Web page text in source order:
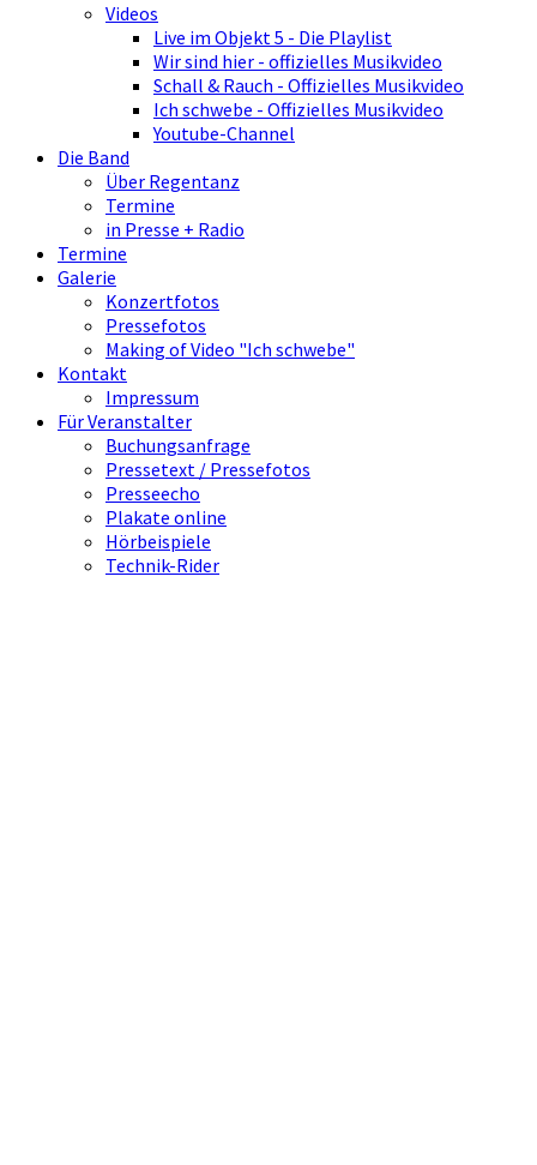
Videos
Live im Objekt 5 - Die Playlist
Wir sind hier - offizielles Musikvideo
Schall & Rauch - Offizielles Musikvideo
Ich schwebe - Offizielles Musikvideo
Youtube-Channel
Die Band
Über Regentanz
Termine
in Presse + Radio
Termine
Galerie
Konzertfotos
Pressefotos
Making of Video "Ich schwebe"
Kontakt
Impressum
Für Veranstalter
Buchungsanfrage
Pressetext / Pressefotos
Presseecho
Plakate online
Hörbeispiele
Technik-Rider